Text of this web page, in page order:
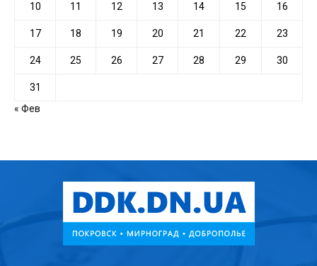
10 11 12 13 14 15 16
17 18 19 20 21 22 23
24 25 26 27 28 29 30
31
« Фев